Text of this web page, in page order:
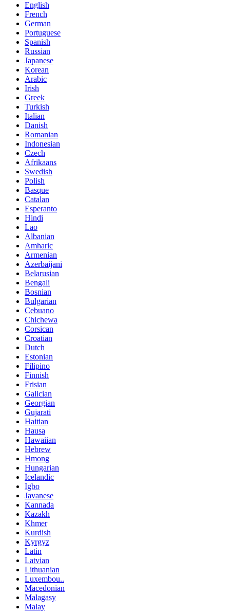
English
French
German
Portuguese
Spanish
Russian
Japanese
Korean
Arabic
Irish
Greek
Turkish
Italian
Danish
Romanian
Indonesian
Czech
Afrikaans
Swedish
Polish
Basque
Catalan
Esperanto
Hindi
Lao
Albanian
Amharic
Armenian
Azerbaijani
Belarusian
Bengali
Bosnian
Bulgarian
Cebuano
Chichewa
Corsican
Croatian
Dutch
Estonian
Filipino
Finnish
Frisian
Galician
Georgian
Gujarati
Haitian
Hausa
Hawaiian
Hebrew
Hmong
Hungarian
Icelandic
Igbo
Javanese
Kannada
Kazakh
Khmer
Kurdish
Kyrgyz
Latin
Latvian
Lithuanian
Luxembou..
Macedonian
Malagasy
Malay